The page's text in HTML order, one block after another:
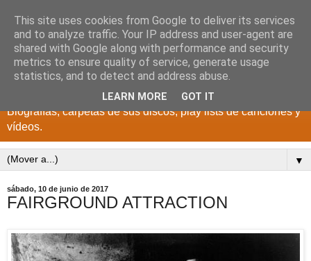
DISCOS PARA EL
RECUERDO
CANTANTES Y GRUPOS DE LOS AÑOS 1950 a 2022.
Biografías, carpetas de sus discos, play lists de canciones y
vídeos.
▼
sábado, 10 de junio de 2017
FAIRGROUND ATTRACTION
This site uses cookies from Google to deliver its services
and to analyze traffic. Your IP address and user-agent are
shared with Google along with performance and security
metrics to ensure quality of service, generate usage
statistics, and to detect and address abuse.
LEARN MORE GOT IT